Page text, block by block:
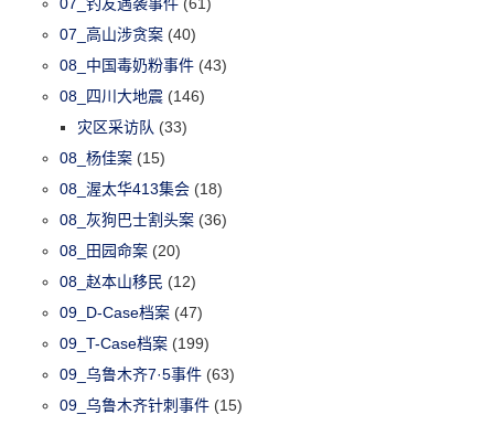
07_高山涉贪案 (40)
08_中国毒奶粉事件 (43)
08_四川大地震 (146)
灾区采访队 (33)
08_杨佳案 (15)
08_渥太华413集会 (18)
08_灰狗巴士割头案 (36)
08_田园命案 (20)
08_赵本山移民 (12)
09_D-Case档案 (47)
09_T-Case档案 (199)
09_乌鲁木齐7·5事件 (63)
09_乌鲁木齐针刺事件 (15)